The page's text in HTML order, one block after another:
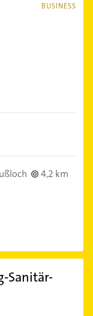
BUSINESS
4,2 km
Sanitär-